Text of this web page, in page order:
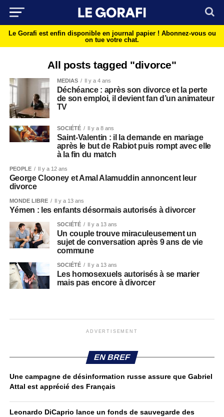
Le Gorafi est enfin disponible en journal papier ! Abonnez-vous ou
on tue votre chat.
All posts tagged "divorce"
MEDIAS Il y a 4 ans
Déchéance : après son divorce et la perte
de son emploi, il devient fan d’un animateur
TV
SOCIÉTÉ Il y a 8 ans
Saint-Valentin : il la demande en mariage
après le but de Rabiot puis rompt avec elle
à la fin du match
PEOPLE Il y a 12 ans
George Clooney et Amal Alamuddin annoncent leur
divorce
MONDE LIBRE Il y a 13 ans
Yémen : les enfants désormais autorisés à divorcer
SOCIÉTÉ Il y a 13 ans
Un couple trouve miraculeusement un
sujet de conversation après 9 ans de vie
commune
SOCIÉTÉ Il y a 13 ans
Les homosexuels autorisés à se marier
mais pas encore à divorcer
ADVERTISEMENT
EN BREF
Une campagne de désinformation russe assure que Gabriel
Attal est apprécié des Français
Leonardo DiCaprio lance un fonds de sauvegarde des